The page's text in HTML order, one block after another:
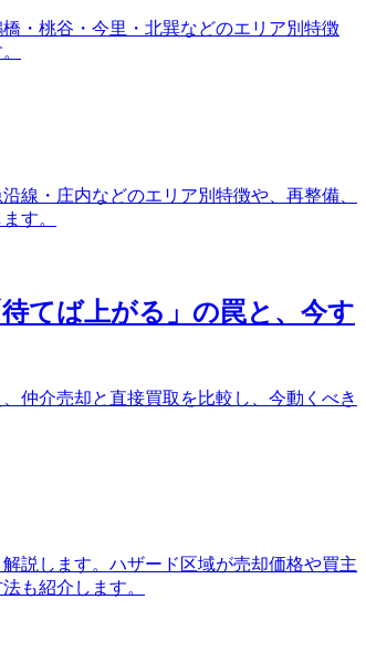
・桃谷・今里・北巽などのエリア別特徴
線・庄内などのエリア別特徴や、再整備、
す。
てば上がる」の罠と、今す
仲介売却と直接買取を比較し、今動くべき
説します。ハザード区域が売却価格や買主
も紹介します。